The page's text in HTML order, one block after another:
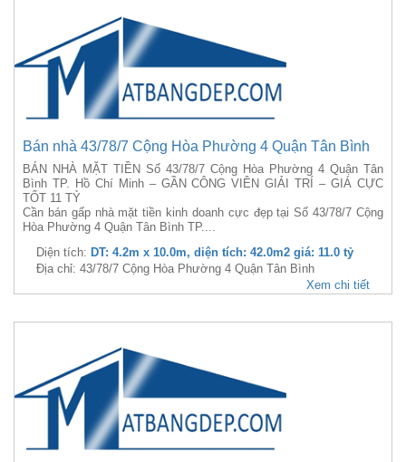
Bán nhà 43/78/7 Cộng Hòa Phường 4 Quận Tân Bình
BÁN NHÀ MẶT TIỀN Số 43/78/7 Cộng Hòa Phường 4 Quận Tân
Bình TP. Hồ Chí Minh – GẦN CÔNG VIÊN GIẢI TRÍ – GIÁ CỰC
TỐT 11 TỶ
Cần bán gấp nhà mặt tiền kinh doanh cực đẹp tại Số 43/78/7 Cộng
Hòa Phường 4 Quận Tân Bình TP....
Diện tích: DT: 4.2m x 10.0m, diện tích: 42.0m2 giá: 11.0 tỷ
Địa chỉ: 43/78/7 Cộng Hòa Phường 4 Quận Tân Bình
Xem chi tiết